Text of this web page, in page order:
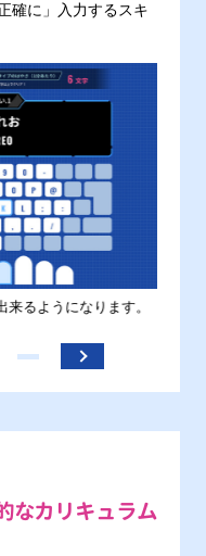
確に」入力するスキ
るようになります。
なカリキュラム